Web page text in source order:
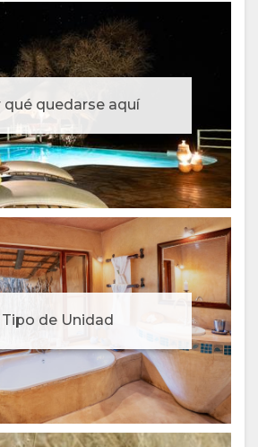
qué quedarse aquí
Tipo de Unidad